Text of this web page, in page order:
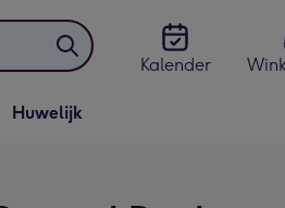
Kalender
Vervolgkeuzelijst
Huwelijk openen
Huwelijk